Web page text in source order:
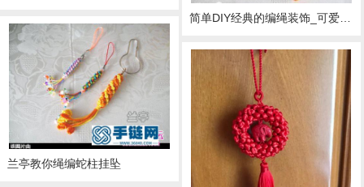
简单DIY经典的编绳装饰_可爱的蛇柱挂饰包包饰品
兰亭教你绳编蛇柱挂坠